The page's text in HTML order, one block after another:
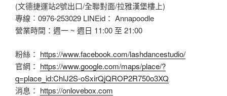
(文德捷運站2號出口/全聯對面/拉雅漢堡樓上)
專線︰0976-253029 LINEid： Annapoodle
營業時間：週一 ~ 週日 11:00 至 21:00
粉絲： https://www.facebook.com/lashdancestudio/
官網： https://www.google.com/maps/place/?
q=place_id:ChIJ2S-oSxirQjQROP2R750o3XQ
消息： https://onlovebox.com